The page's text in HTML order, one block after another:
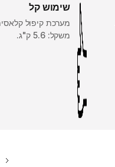
שימוש קל
מערכת קיפול
משקל: 5.6 ק"ג.